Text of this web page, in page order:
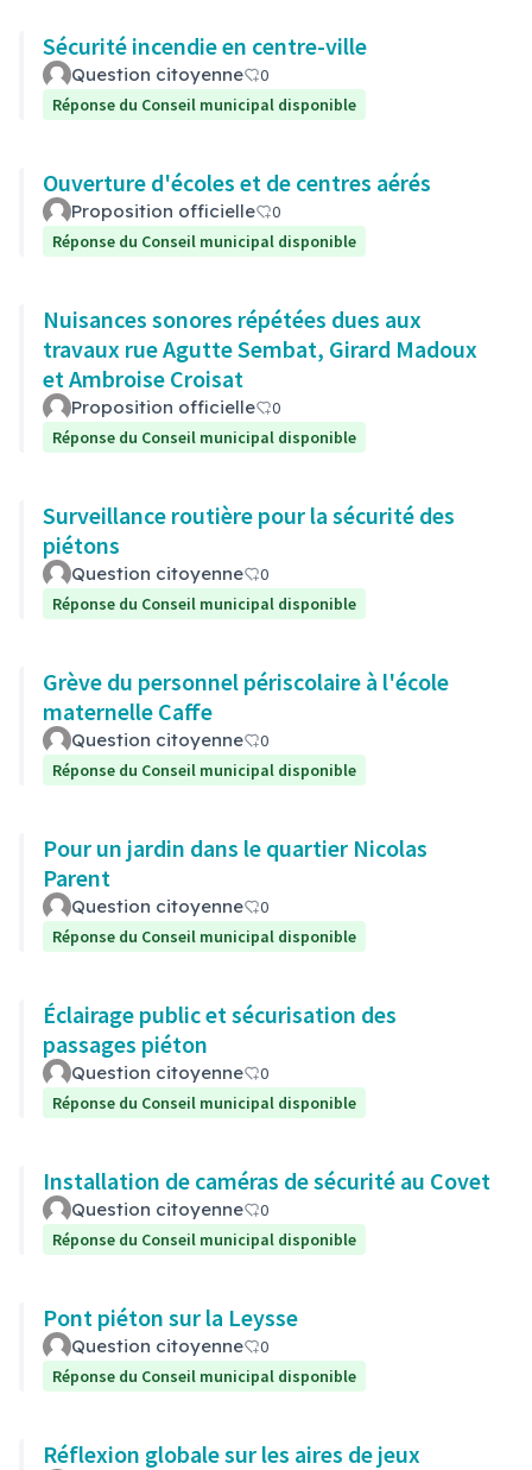
Sécurité incendie en centre-ville
Question citoyenne
0
Réponse du Conseil municipal disponible
Ouverture d'écoles et de centres aérés
Proposition officielle
0
Réponse du Conseil municipal disponible
Nuisances sonores répétées dues aux
travaux rue Agutte Sembat, Girard Madoux
et Ambroise Croisat
Proposition officielle
0
Réponse du Conseil municipal disponible
Surveillance routière pour la sécurité des
piétons
Question citoyenne
0
Réponse du Conseil municipal disponible
Grève du personnel périscolaire à l'école
maternelle Caffe
Question citoyenne
0
Réponse du Conseil municipal disponible
Pour un jardin dans le quartier Nicolas
Parent
Question citoyenne
0
Réponse du Conseil municipal disponible
Éclairage public et sécurisation des
passages piéton
Question citoyenne
0
Réponse du Conseil municipal disponible
Installation de caméras de sécurité au Covet
Question citoyenne
0
Réponse du Conseil municipal disponible
Pont piéton sur la Leysse
Question citoyenne
0
Réponse du Conseil municipal disponible
Réflexion globale sur les aires de jeux